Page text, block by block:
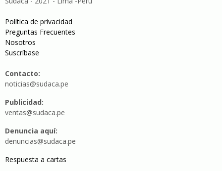
Política de privacidad
Preguntas Frecuentes
Nosotros
Suscríbase
Contacto:
noticias@sudaca.pe
Publicidad:
ventas@sudaca.pe
Denuncia aquí:
denuncias@sudaca.pe
Respuesta a cartas